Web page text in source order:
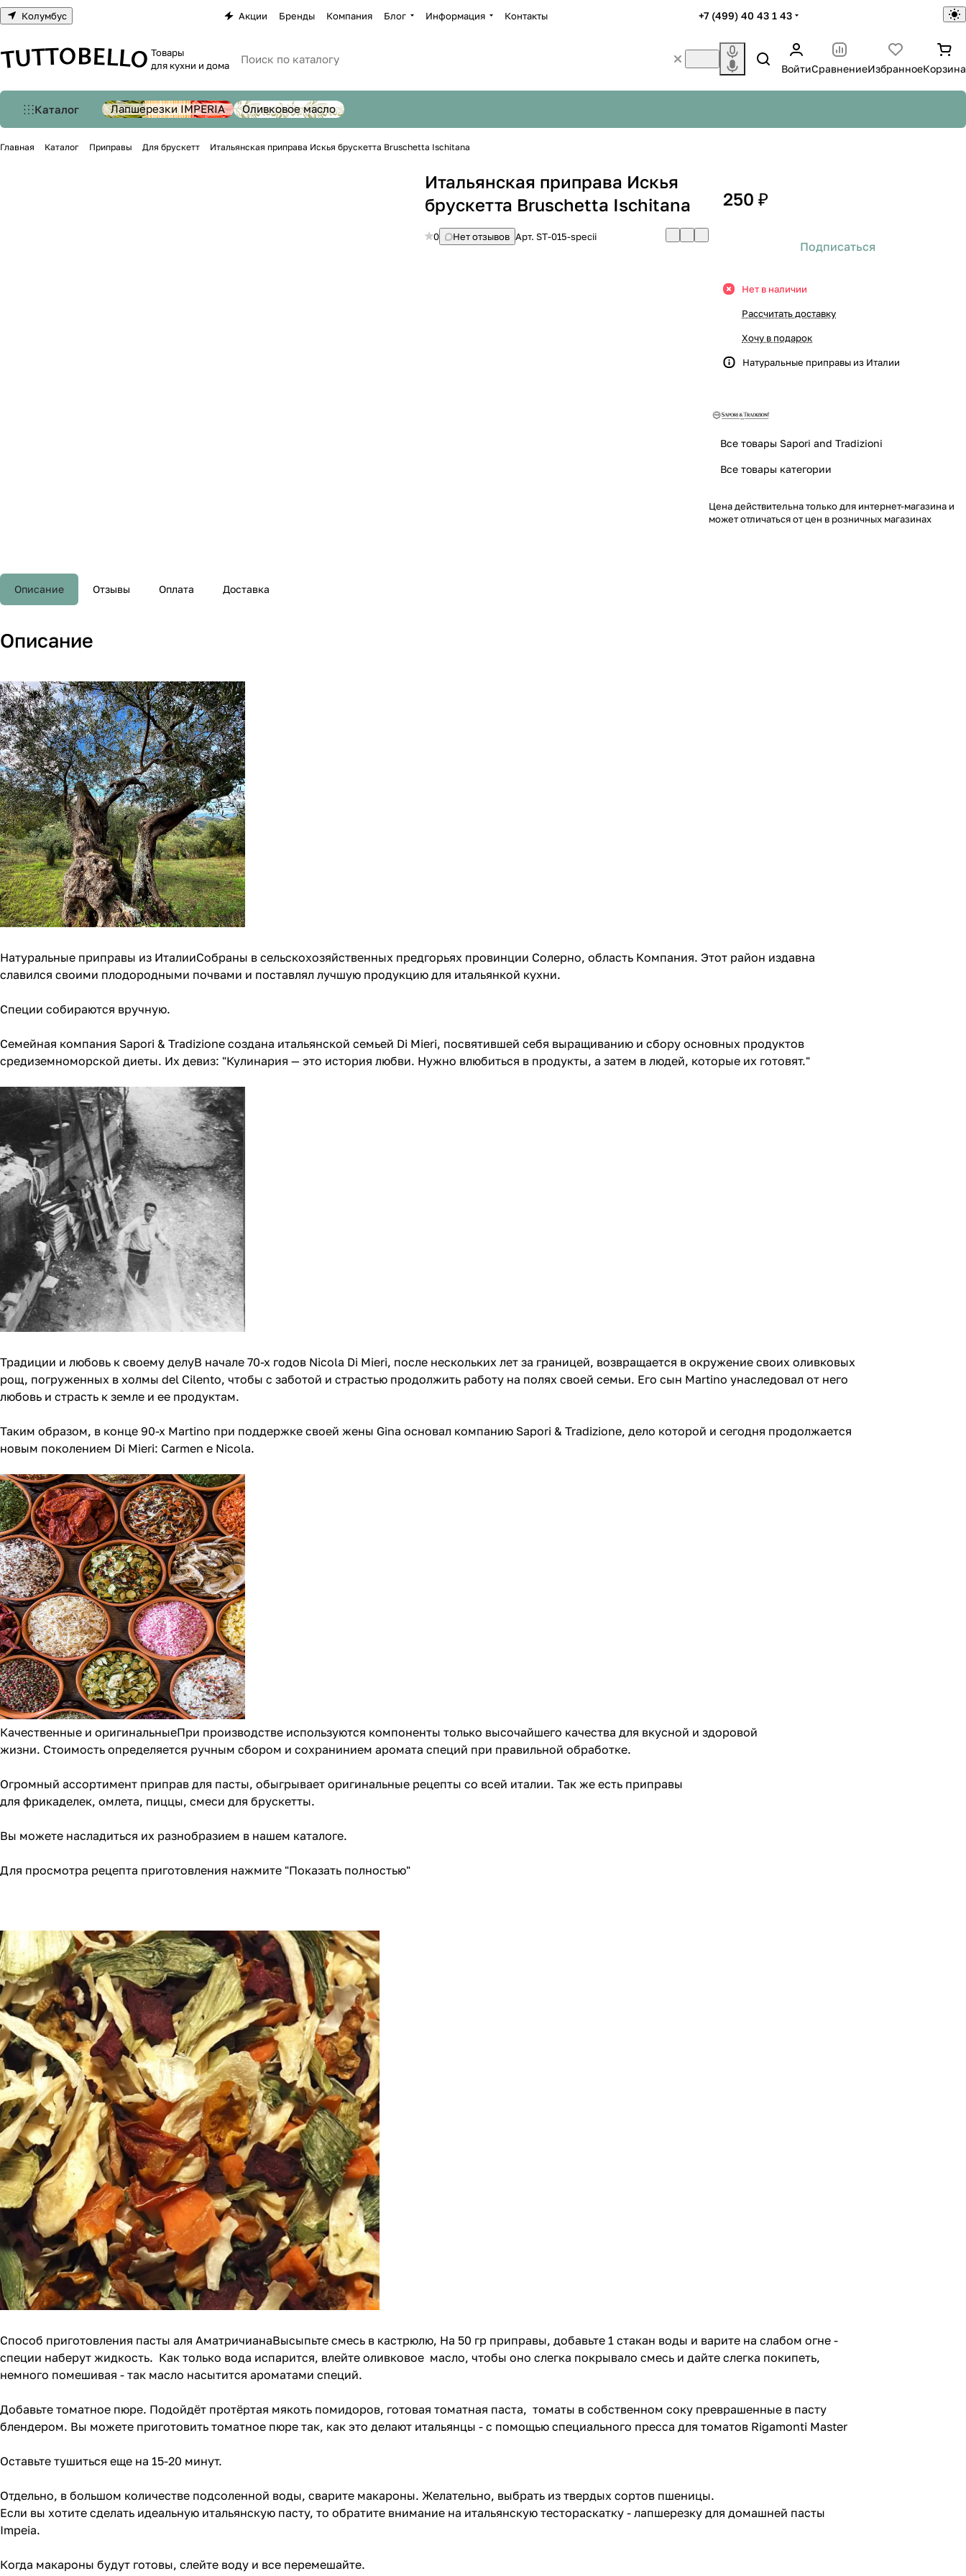
Колумбус Акции Бренды Компания Блог Информация Контакты +7 (499) 40 43 1 43
Товары
для кухни и дома
ВойтиСравнениеИзбранноеКорзина
Каталог Лапшерезки IMPERIA Оливковое масло
Главная Каталог Приправы Для брускетт Итальянская приправа Искья брускетта Bruschetta Ischitana
Итальянская приправа Искья
брускетта Bruschetta Ischitana
0 Нет отзывов Арт. ST-015-specii
250 ₽
Подписаться
Нет в наличии
Рассчитать доставку
Хочу в подарок
Натуральные приправы из Италии
Все товары Sapori and Tradizioni
Все товары категории
Цена действительна только для интернет-магазина и
может отличаться от цен в розничных магазинах
Описание Отзывы Оплата Доставка
Описание
Натуральные приправы из ИталииСобраны в сельскохозяйственных предгорьях провинции Солерно, область Компания. Этот район издавна
славился своими плодородными почвами и поставлял лучшую продукцию для итальянкой кухни.
Специи собираются вручную.
Семейная компания Sapori & Tradizione создана итальянской семьей Di Mieri, посвятившей себя выращиванию и сбору основных продуктов
средиземноморской диеты. Их девиз: "Кулинария — это история любви. Нужно влюбиться в продукты, а затем в людей, которые их готовят."
Традиции и любовь к своему делуВ начале 70-х годов Nicola Di Mieri, после нескольких лет за границей, возвращается в окружение своих оливковых
рощ, погруженных в холмы del Cilento, чтобы с заботой и страстью продолжить работу на полях своей семьи. Его сын Martino унаследовал от него
любовь и страсть к земле и ее продуктам.
Таким образом, в конце 90-х Martino при поддержке своей жены Gina основал компанию Sapori & Tradizione, дело которой и сегодня продолжается
новым поколением Di Mieri: Carmen e Nicola.
Качественные и оригинальныеПри производстве используются компоненты только высочайшего качества для вкусной и здоровой
жизни. Стоимость определяется ручным сбором и сохранинием аромата специй при правильной обработке.
Огромный ассортимент приправ для пасты, обыгрывает оригинальные рецепты со всей италии. Так же есть приправы
для фрикаделек, омлета, пиццы, смеси для брускетты.
Вы можете насладиться их разнобразием в нашем каталоге.
Для просмотра рецепта приготовления нажмите "Показать полностью"
Способ приготовления пасты аля АматричианаВысыпьте смесь в кастрюлю, На 50 гр приправы, добавьте 1 стакан воды и варите на слабом огне -
специи наберут жидкость. Как только вода испарится, влейте оливковое масло, чтобы оно слегка покрывало смесь и дайте слегка покипеть,
немного помешивая - так масло насытится ароматами специй.
Добавьте томатное пюре. Подойдёт протёртая мякоть помидоров, готовая томатная паста, томаты в собственном соку преврашенные в пасту
блендером. Вы можете приготовить томатное пюре так, как это делают итальянцы - с помощью специального пресса для томатов Rigamonti Master
Оставьте тушиться еще на 15-20 минут.
Отдельно, в большом количестве подсоленной воды, cварите макароны. Желательно, выбрать из твердых сортов пшеницы.
Если вы хотите сделать идеальную итальянскую пасту, то обратите внимание на итальянскую тестораскатку - лапшерезку для домашней пасты
Impeia.
Когда макароны будут готовы, слейте воду и все перемешайте.